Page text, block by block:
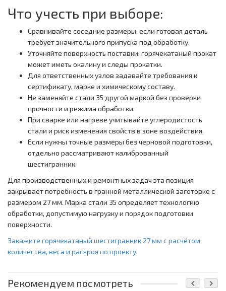
Что учесть при выборе:
Сравнивайте соседние размеры, если готовая деталь
требует значительного припуска под обработку.
Уточняйте поверхность поставки: горячекатаный прокат
может иметь окалину и следы прокатки.
Для ответственных узлов задавайте требования к
сертификату, марке и химическому составу.
Не заменяйте стали 35 другой маркой без проверки
прочности и режима обработки.
При сварке или нагреве учитывайте углеродистость
стали и риск изменения свойств в зоне воздействия.
Если нужны точные размеры без черновой подготовки,
отдельно рассматривают калиброванный
шестигранник.
Для производственных и ремонтных задач эта позиция
закрывает потребность в гранной металлической заготовке с
размером 27 мм. Марка стали 35 определяет технологию
обработки, допустимую нагрузку и порядок подготовки
поверхности.
Закажите горячекатаный шестигранник 27 мм с расчётом
количества, веса и раскроя по проекту.
Рекомендуем посмотреть